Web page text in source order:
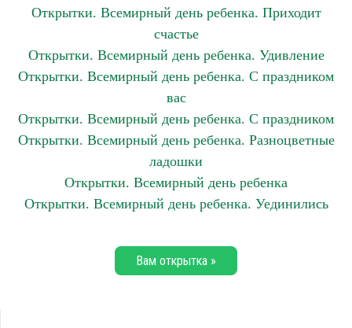
Открытки. Всемирный день ребенка. Приходит
счастье
Открытки. Всемирный день ребенка. Удивление
Открытки. Всемирный день ребенка. С праздником
вас
Открытки. Всемирный день ребенка. С праздником
Открытки. Всемирный день ребенка. Разноцветные
ладошки
Открытки. Всемирный день ребенка
Открытки. Всемирный день ребенка. Уединились
Вам открытка »